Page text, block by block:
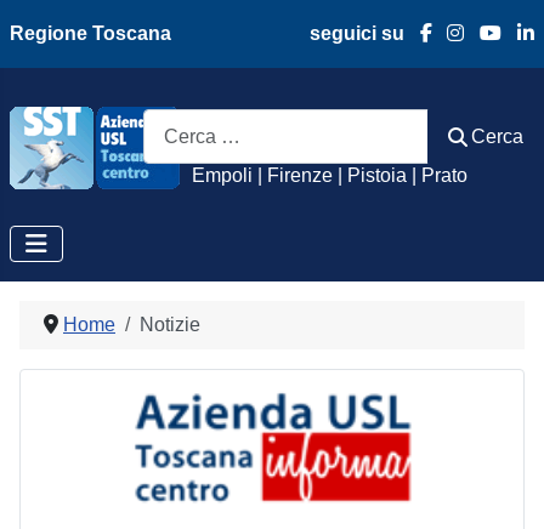
Regione Toscana seguici su
Azienda Usl
Empoli | Firenze | Pistoia | Prato
Cerca
Cerca
Home Notizie